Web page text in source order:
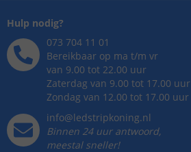
Hulp nodig?
073 704 11 01
Bereikbaar op ma t/m vr
van 9.00 tot 22.00 uur
Zaterdag van 9.00 tot 17.00 uur
Zondag van 12.00 tot 17.00 uur
info@ledstripkoning.nl
Binnen 24 uur antwoord,
meestal sneller!